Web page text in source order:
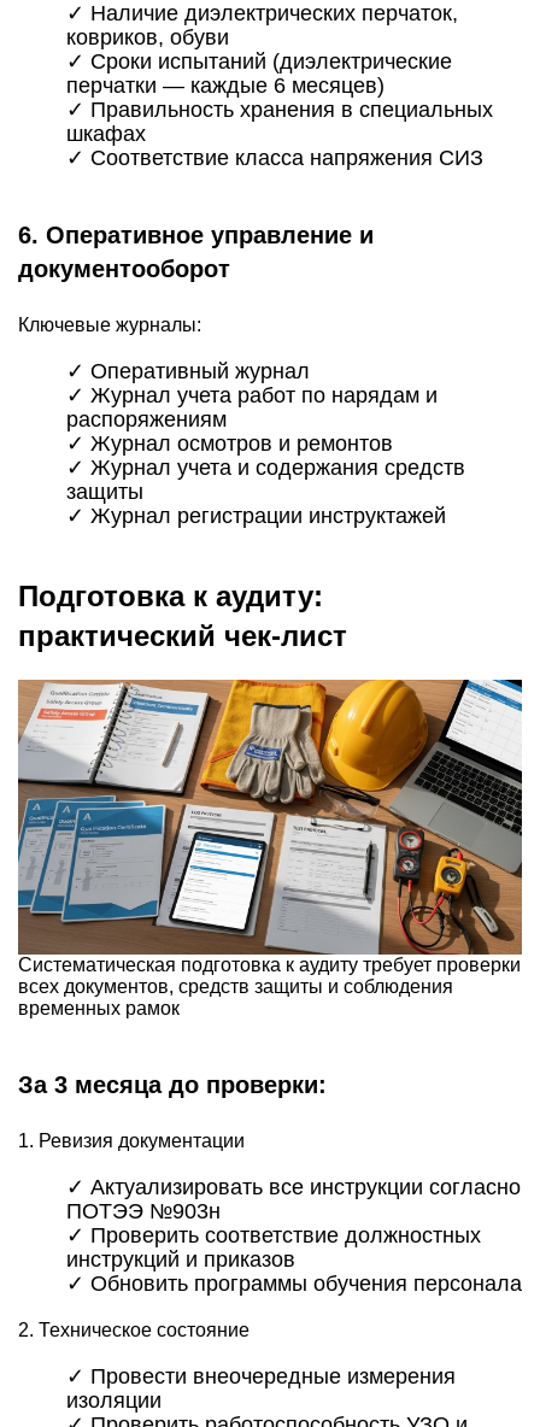
✓ Наличие диэлектрических перчаток,
ковриков, обуви
✓ Сроки испытаний (диэлектрические
перчатки — каждые 6 месяцев)
✓ Правильность хранения в специальных
шкафах
✓ Соответствие класса напряжения СИЗ
6. Оперативное управление и
документооборот
Ключевые журналы:
✓ Оперативный журнал
✓ Журнал учета работ по нарядам и
распоряжениям
✓ Журнал осмотров и ремонтов
✓ Журнал учета и содержания средств
защиты
✓ Журнал регистрации инструктажей
Подготовка к аудиту:
практический чек-лист
Систематическая подготовка к аудиту требует проверки
всех документов, средств защиты и соблюдения
временных рамок
За 3 месяца до проверки:
1. Ревизия документации
✓ Актуализировать все инструкции согласно
ПОТЭЭ №903н
✓ Проверить соответствие должностных
инструкций и приказов
✓ Обновить программы обучения персонала
2. Техническое состояние
✓ Провести внеочередные измерения
изоляции